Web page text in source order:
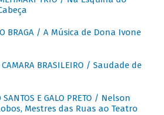
BRAGA / A Música de Dona Ivone
CAMARA BRASILEIRO / Saudade de
SANTOS E GALO PRETO / Nelson
Mestres das Ruas ao Teatro